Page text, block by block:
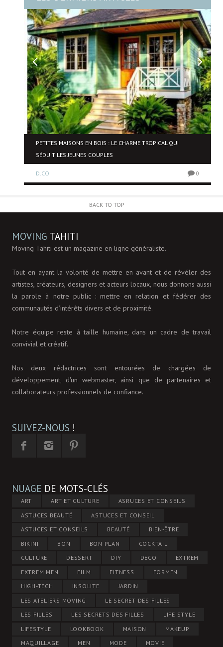
PETITES MAISONS EN BOIS : LE CHARME TROPICAL QUI
SÉDUIT LES JEUNES COUPLES
D.CO 0
BACK TO TOP
MOVING TAHITI
Moving Tahiti est un magazine en ligne généraliste.
Tout en ayant la volonté de mettre en avant et de révéler des
artistes, créateurs, designers et acteurs locaux, nous donnons aussi
la parole à notre public : mettre en relation et fédérer des
communautés d’intérêts divers et de proximité.
Notre équipe reste à taille humaine, dans un cadre de travail
convivial et créatif.
Nos deux rédactrices sont entourées de chargées de
développement, d'un webmaster, ainsi que de partenaires et
collaborateurs professionnels de confiance.
SUIVEZ-NOUS !
NUAGE DE MOTS-CLÉS
ART ART ET CULTURE
ASRUCES ET CONSEILS
ASTUCES BEAUTÉ
ASTUCES ET CONSEIL
ASTUCES ET CONSEILS
BEAUTÉ
BIEN-ÊTRE
BIKINI
BON BON PLAN
COCKTAIL
CULTURE
DESSERT DIY DÉCO
EXTREM
EXTREM MEN
FILM FITNESS
FORMEN
HIGH-TECH
INSOLITE
JARDIN
LES ATELIERS MOVING
LE SECRET DES FILLES
LES FILLES
LES SECRETS DES FILLES
LIFE STYLE
LIFESTYLE
LOOKBOOK MAISON
MAKEUP
MAQUILLAGE
MEN MODE MOVIE